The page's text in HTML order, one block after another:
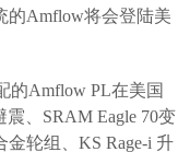
的Amflow将会登陆美
的Amflow PL在美国
震、SRAM Eagle 70变
轮组、KS Rage-i 升